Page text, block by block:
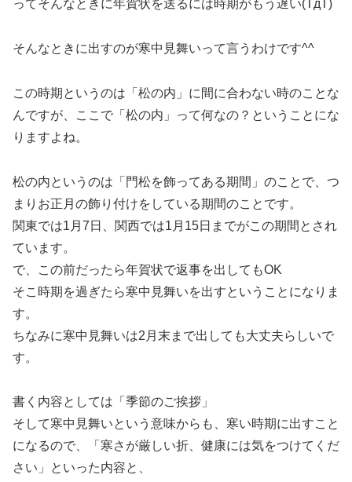
ってそんなときに年賀状を送るには時期がもう遅い(TдT)
そんなときに出すのが寒中見舞いって言うわけです^^
この時期というのは「松の内」に間に合わない時のことな
んですが、ここで「松の内」って何なの？ということにな
りますよね。
松の内というのは「門松を飾ってある期間」のことで、つ
まりお正月の飾り付けをしている期間のことです。
関東では1月7日、関西では1月15日までがこの期間とされ
ています。
で、この前だったら年賀状で返事を出してもOK
そこ時期を過ぎたら寒中見舞いを出すということになりま
す。
ちなみに寒中見舞いは2月末まで出しても大丈夫らしいで
す。
書く内容としては「季節のご挨拶」
そして寒中見舞いという意味からも、寒い時期に出すこと
になるので、「寒さが厳しい折、健康には気をつけてくだ
さい」といった内容と、